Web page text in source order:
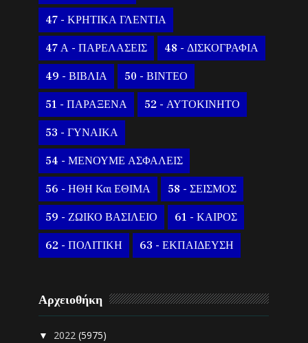
47 - ΚΡΗΤΙΚΑ ΓΛΕΝΤΙΑ
47 Α - ΠΑΡΕΛΑΣΕΙΣ 48 - ΔΙΣΚΟΓΡΑΦΙΑ
49 - ΒΙΒΛΙΑ 50 - ΒΙΝΤΕΟ
51 - ΠΑΡΑΞΕΝΑ 52 - ΑΥΤΟΚΙΝΗΤΟ
53 - ΓΥΝΑΙΚΑ
54 - ΜΕΝΟΥΜΕ ΑΣΦΑΛΕΙΣ
56 - ΗΘΗ Και ΕΘΙΜΑ 58 - ΣΕΙΣΜΟΣ
59 - ΖΩΙΚΟ ΒΑΣΙΛΕΙΟ 61 - ΚΑΙΡΟΣ
62 - ΠΟΛΙΤΙΚΗ 63 - ΕΚΠΑΙΔΕΥΣΗ
Αρχειοθήκη
▼ 2022(5975)